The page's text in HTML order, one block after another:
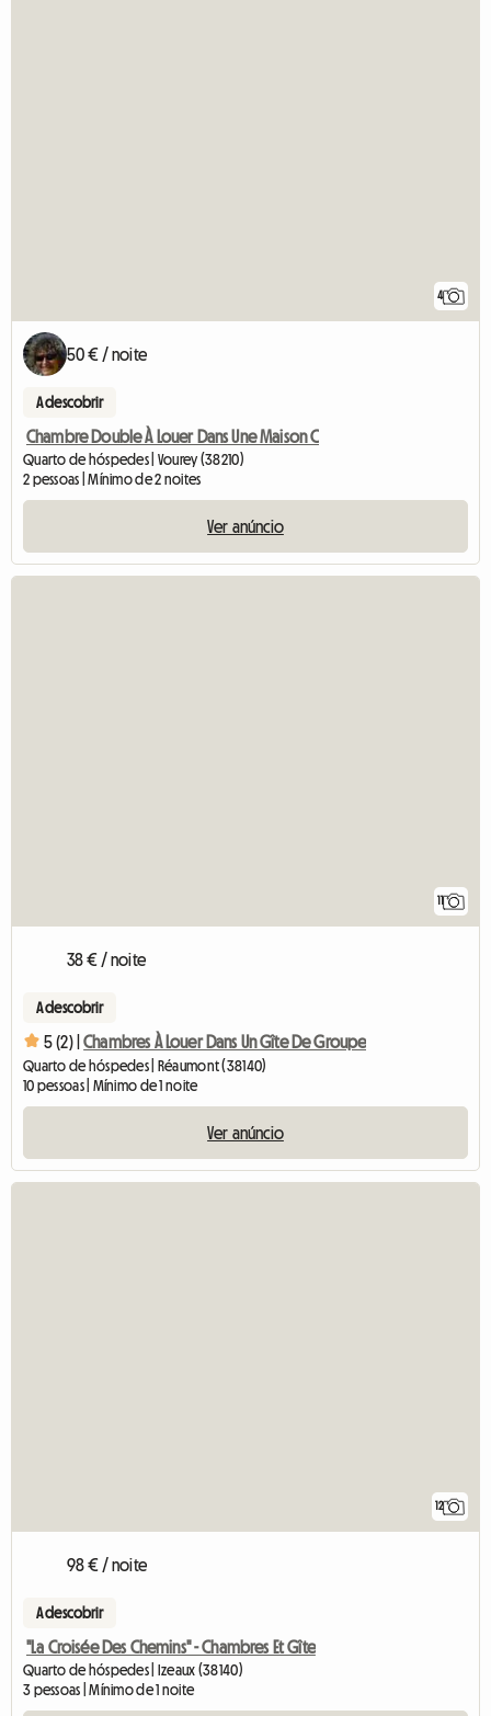
4
50 € / noite
A descobrir
Chambre Double À Louer Dans Une Maison C
Quarto de hóspedes | Vourey (38210)
2 pessoas | Mínimo de 2 noites
Ver anúncio
11
38 € / noite
A descobrir
5 (2) | Chambres À Louer Dans Un Gîte De Groupe
Quarto de hóspedes | Réaumont (38140)
10 pessoas | Mínimo de 1 noite
Ver anúncio
12
98 € / noite
A descobrir
"La Croisée Des Chemins" - Chambres Et Gîte
Quarto de hóspedes | Izeaux (38140)
3 pessoas | Mínimo de 1 noite